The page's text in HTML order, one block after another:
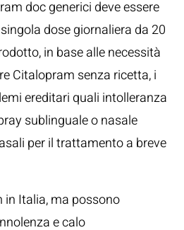
doc generici deve essere
dose giornaliera da 20
in base alle necessità
Citalopram senza ricetta, i
ereditari quali intolleranza
sublinguale o nasale
per il trattamento a breve
Italia, ma possono
e calo